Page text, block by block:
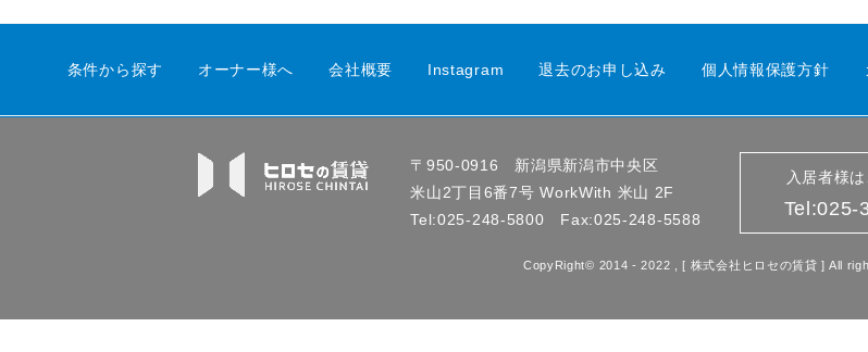
条件から探す オーナー様へ 会社概要 Instagram 退去のお申し込み 個人情報保護方針
〒950-0916 新潟県新潟市中央区
米山2丁目6番7号 WorkWith 米山 2F
Tel:025-248-5800 Fax:025-248-5588
入居者様
Tel:025-
CopyRight© 2014 - 2022 , [ 株式会社ヒロセの賃貸 ] All